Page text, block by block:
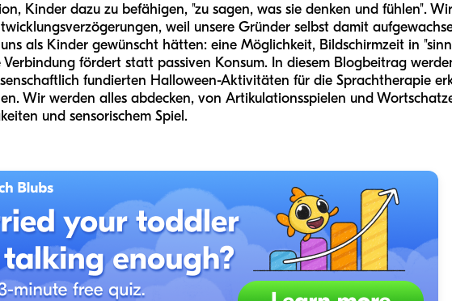
Kinder dazu zu befähigen, "zu sagen, was sie denken und fühlen".
weil unsere Gründer selbst damit
als Kinder gewünscht hätten: eine Möglichkeit, Bildschirmzeit in
fördert statt passiven Konsum. In diesem Blogbeitrag
fundierten Halloween-Aktivitäten für die Sprachtherapie
Wir werden alles abdecken, von Artikulationsspielen und
und sensorischem Spiel.